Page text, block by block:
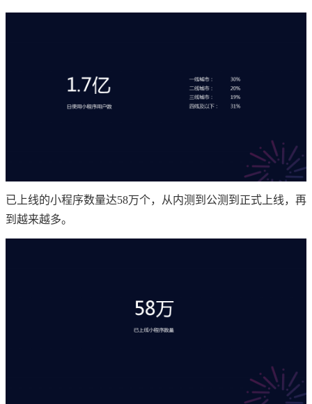
已上线的小程序数量达58万个，从内测到公测到正式上线，再
到越来越多。